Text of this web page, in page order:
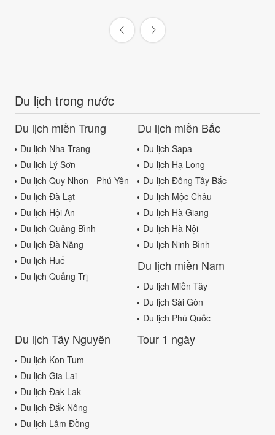
Du lịch trong nước
Du lịch miền Trung
Du lịch Nha Trang
Du lịch Lý Sơn
Du lịch Quy Nhơn - Phú Yên
Du lịch Đà Lạt
Du lịch Hội An
Du lịch Quảng Bình
Du lịch Đà Nẵng
Du lịch Huế
Du lịch Quảng Trị
Du lịch miền Bắc
Du lịch Sapa
Du lịch Hạ Long
Du lịch Đông Tây Bắc
Du lịch Mộc Châu
Du lịch Hà Giang
Du lịch Hà Nội
Du lịch Ninh Bình
Du lịch miền Nam
Du lịch Miền Tây
Du lịch Sài Gòn
Du lịch Phú Quốc
Du lịch Tây Nguyên
Du lịch Kon Tum
Du lịch Gia Lai
Du lịch Đak Lak
Du lịch Đắk Nông
Du lịch Lâm Đồng
Tour 1 ngày